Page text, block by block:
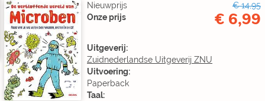
Nieuwprijs
€ 14,95
Onze prijs
€ 6,99
Uitgeverij:
Zuidnederlandse Uitgeverij ZNU
Uitvoering:
Paperback
Taal: